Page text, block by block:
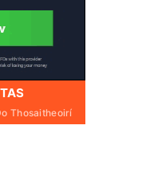
Thosaitheoirí